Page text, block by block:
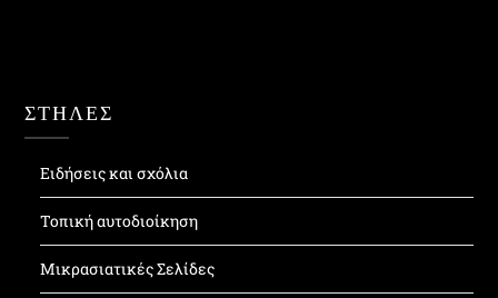
ΣΤΗΛΕΣ
Ειδήσεις και σχόλια
Τοπική αυτοδιοίκηση
Μικρασιατικές Σελίδες